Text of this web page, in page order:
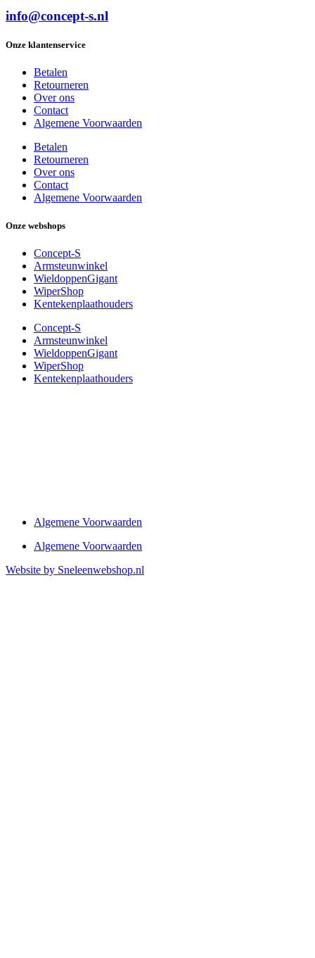
info@concept-s.nl
Onze klantenservice
Betalen
Retourneren
Over ons
Contact
Algemene Voorwaarden
Betalen
Retourneren
Over ons
Contact
Algemene Voorwaarden
Onze webshops
Concept-S
Armsteunwinkel
WieldoppenGigant
WiperShop
Kentekenplaathouders
Concept-S
Armsteunwinkel
WieldoppenGigant
WiperShop
Kentekenplaathouders
Algemene Voorwaarden
Algemene Voorwaarden
Website by Sneleenwebshop.nl